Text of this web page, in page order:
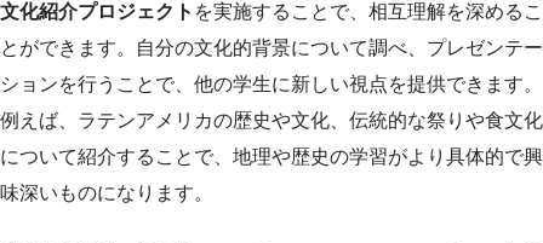
文化紹介プロジェクト を実施することで、相互理解を深めるこ
とができます。自分の文化的背景について調べ、プレゼンテー
ションを行うことで、他の学生に新しい視点を提供できます。
例えば、ラテンアメリカの歴史や文化、伝統的な祭りや食文化
について紹介することで、地理や歴史の学習がより具体的で興
味深いものになります。